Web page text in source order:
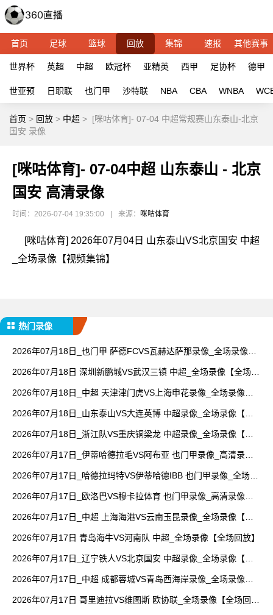
首页 足球 篮球 回放 集锦 速报 其他赛事
世界杯 英超 中超 欧冠杯 亚精英 西甲 足协杯 德甲
世亚预 日职联 也门甲 沙特联 NBA CBA WNBA
首页 > 回放 > 中超 > [咪咕体育]- 07-04 中超常规赛山东泰山-北京
国安 录像
[咪咕体育]- 07-04中超 山东泰山 - 北京
国安 高清录像
时间：2026-07-04 19:35:00 来源： 咪咕体育
[咪咕体育] 2026年07月04日 山东泰山VS北京国安 中超
_全场录像【视频集锦】
热门录像
2026年07月18日_也门甲 萨德FCVS瓦赫达萨那录像_全场录像
2026年07月18日 深圳新鹏城VS武汉三镇 中超_全场录像【全场回
2026年07月18日_中超 天津津门虎VS上海申花录像_全场录像
2026年07月18日_山东泰山VS大连英博 中超录像_全场录像【高
2026年07月18日_浙江队VS重庆铜梁龙 中超录像_全场录像【全
2026年07月17日_伊蒂哈德拉毛VS阿布亚 也门甲录像_高清录像
2026年07月17日_哈德拉玛特VS伊蒂哈德IBB 也门甲录像_全场录
2026年07月17日_欧洛巴VS穆卡拉体育 也门甲录像_高清录像
2026年07月17日_中超 上海海港VS云南玉昆录像_全场录像【高
2026年07月17日 青岛海牛VS河南队 中超_全场录像【全场回放】
2026年07月17日_辽宁铁人VS北京国安 中超录像_全场录像【全
2026年07月17日_中超 成都蓉城VS青岛西海岸录像_全场录像
2026年07月17日 哥里迪拉VS维图斯 欧协联_全场录像【全场回